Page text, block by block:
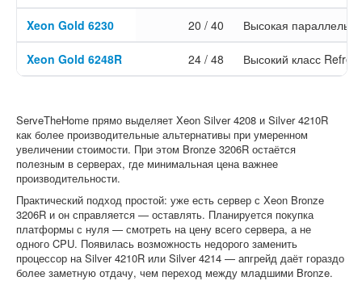
Xeon Gold 6230 20 / 40 Высокая
Xeon Gold 6248R 24 / 48 Высокий класс
ServeTheHome прямо выделяет Xeon Silver 4208 и Silver 4210R
как более производительные альтернативы при умеренном
увеличении стоимости. При этом Bronze 3206R остаётся
полезным в серверах, где минимальная цена важнее
производительности.
Практический подход простой: уже есть сервер с Xeon Bronze
3206R и он справляется — оставлять. Планируется покупка
платформы с нуля — смотреть на цену всего сервера, а не
одного CPU. Появилась возможность недорого заменить
процессор на Silver 4210R или Silver 4214 — апгрейд даёт гораздо
более заметную отдачу, чем переход между младшими Bronze.